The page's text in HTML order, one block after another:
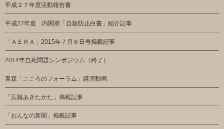
平成２７年度活動報告書
平成27年度 内閣府「自殺防止白書」紹介記事
「ＡＥＲＡ」2015年７月６日号掲載記事
2014年自死問題シンポジウム（終了）
青森「こころのフォーラム」講演動画
「広報あきたかた」掲載記事
「おんなの新聞」掲載記事